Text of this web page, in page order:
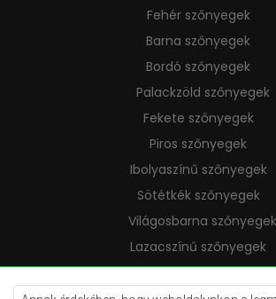
Fehér szőnyegek
Barna szőnyegek
Bordó szőnyegek
Palackzöld szőnyegek
Fekete szőnyegek
Piros szőnyegek
Ibolyaszínű szőnyegek
Sötétkék szőnyegek
Világosbarna szőnyegek
Lazacszínű szőnyegek
Krémszínű szőnyegek